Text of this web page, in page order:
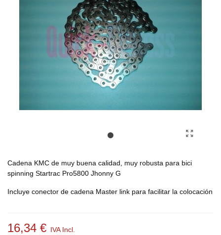
Cadena KMC de muy buena calidad, muy robusta para bici
spinning Startrac Pro5800 Jhonny G
Incluye conector de cadena Master link para facilitar la colocación
16,34 € IVA Incl.